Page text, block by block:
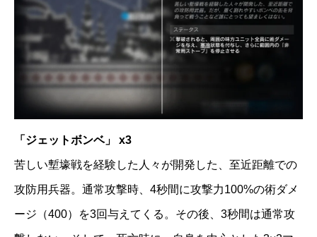
「ジェットボンベ」 x3
苦しい塹壕戦を経験した人々が開発した、至近距離での
攻防用兵器。通常攻撃時、4秒間に攻撃力100%の術ダメ
ージ（400）を3回与えてくる。その後、3秒間は通常攻